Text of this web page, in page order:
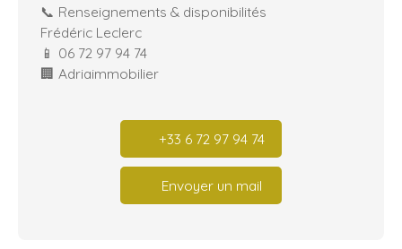
📞 Renseignements & disponibilités
Frédéric Leclerc
📱 06 72 97 94 74
🏢 Adriaimmobilier
+33 6 72 97 94 74
Envoyer un mail